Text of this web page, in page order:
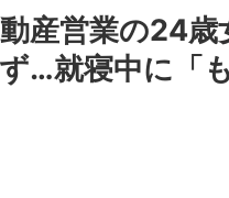
産営業の24歳
…就寝中に「